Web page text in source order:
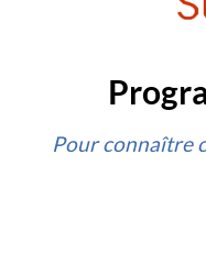
Pour connaître